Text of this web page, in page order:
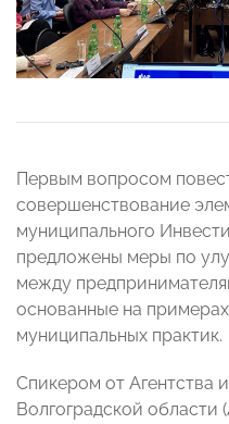
Первым вопросом
совершенствование
муниципального
предложены меры по
между
основанные на
муниципальных практик.
Спикером от Агентства
Волгоградской